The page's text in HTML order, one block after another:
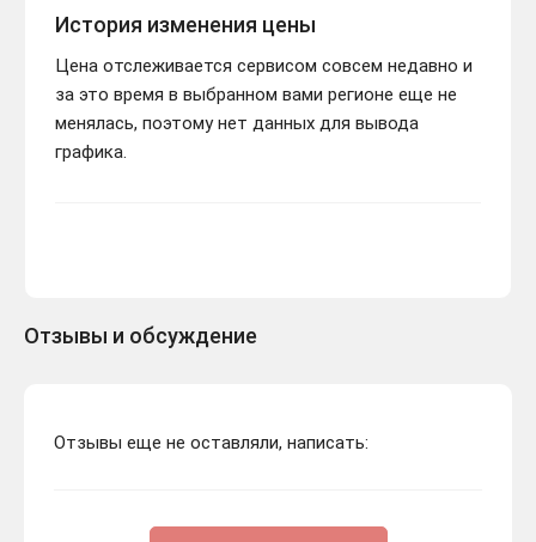
История изменения цены
Цена отслеживается сервисом совсем недавно и
за это время в выбранном вами регионе еще не
менялась, поэтому нет данных для вывода
графика.
Отзывы и обсуждение
Отзывы еще не оставляли, написать: